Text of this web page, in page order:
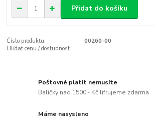
Přidat do košíku
Číslo produktu:
00260-00
Hlídat cenu / dostupnost
Poštovné platit nemusíte
Balíčky nad 1500,- Kč lifrujeme zdarma
Máme nasysleno